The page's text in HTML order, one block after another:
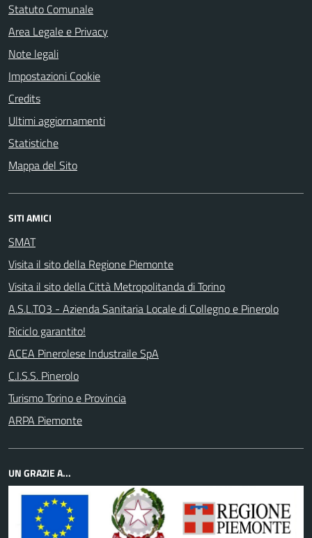
Statuto Comunale
Area Legale e Privacy
Note legali
Impostazioni Cookie
Credits
Ultimi aggiornamenti
Statistiche
Mappa del Sito
SITI AMICI
SMAT
Visita il sito della Regione Piemonte
Visita il sito della Città Metropolitanda di Torino
A.S.L.TO3 - Azienda Sanitaria Locale di Collegno e Pinerolo
Riciclo garantito!
ACEA Pinerolese Industraile SpA
C.I.S.S. Pinerolo
Turismo Torino e Provincia
ARPA Piemonte
UN GRAZIE A...